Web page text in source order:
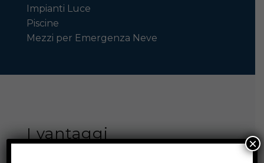
Impianti Luce
Piscine
Mezzi per Emergenza Neve
I vantaggi
×